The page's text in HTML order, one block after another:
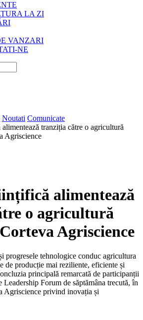
LA ZI
VANZARI
NE
Noutati Comunicate
tranziția către o agricultură
Agriscience
alimentează
o agricultură
Agriscience
progresele tehnologice conduc agricultura
de producție mai reziliente, eficiente și
principală remarcată de participanții
Forum de săptămâna trecută, în
Agriscience privind inovația și